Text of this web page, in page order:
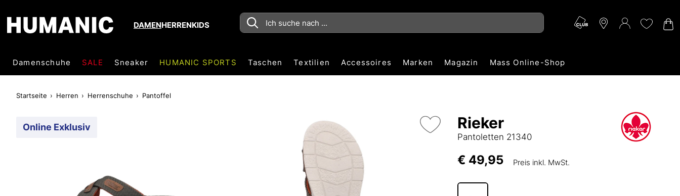
DAMENHERRENKIDS
Damenschuhe SALE Sneaker HUMANIC SPORTS Taschen Textilien Accessoires Marken Magazin Mass Online-Shop
Startseite Herren Herrenschuhe Pantoffel
Online Exklusiv Rieker
Pantoletten 21340
€ 49,95 Preis inkl. MwSt.